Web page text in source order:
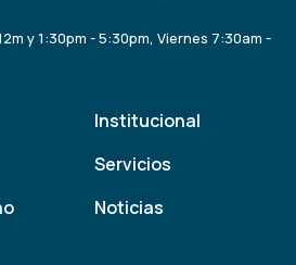
y 1:30pm - 5:30pm, Viernes 7:30am -
Institucional
Servicios
Noticias